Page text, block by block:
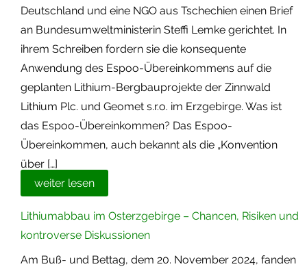
Deutschland und eine NGO aus Tschechien einen Brief
an Bundesumweltministerin Steffi Lemke gerichtet. In
ihrem Schreiben fordern sie die konsequente
Anwendung des Espoo-Übereinkommens auf die
geplanten Lithium-Bergbauprojekte der Zinnwald
Lithium Plc. und Geomet s.r.o. im Erzgebirge. Was ist
das Espoo-Übereinkommen? Das Espoo-
Übereinkommen, auch bekannt als die „Konvention
über […]
weiter lesen
Lithiumabbau im Osterzgebirge – Chancen, Risiken und
kontroverse Diskussionen
Am Buß- und Bettag, dem 20. November 2024, fanden